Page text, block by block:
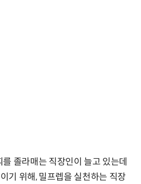
졸라매는 직장인이 늘고 있는데
기 위해, 밀프렙을 실천하는 직장